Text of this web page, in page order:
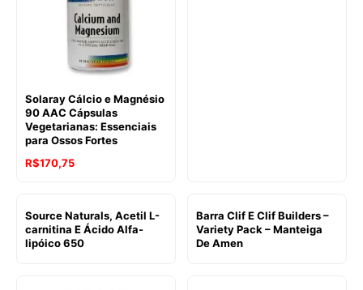
Solaray Cálcio e Magnésio
90 AAC Cápsulas
Vegetarianas: Essenciais
para Ossos Fortes
R$170,75
Source Naturals, Acetil L-
carnitina E Ácido Alfa-
lipóico 650
Barra Clif E Clif Builders –
Variety Pack – Manteiga
De Amen